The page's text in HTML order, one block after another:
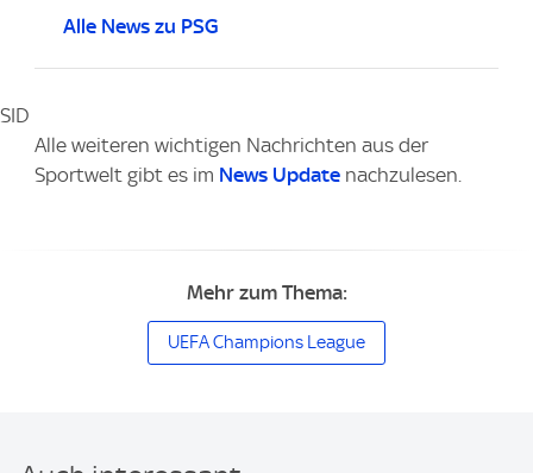
Alle News zu PSG
SID
Alle weiteren wichtigen Nachrichten aus der
Sportwelt gibt es im News Update nachzulesen.
Mehr zum Thema:
UEFA Champions League